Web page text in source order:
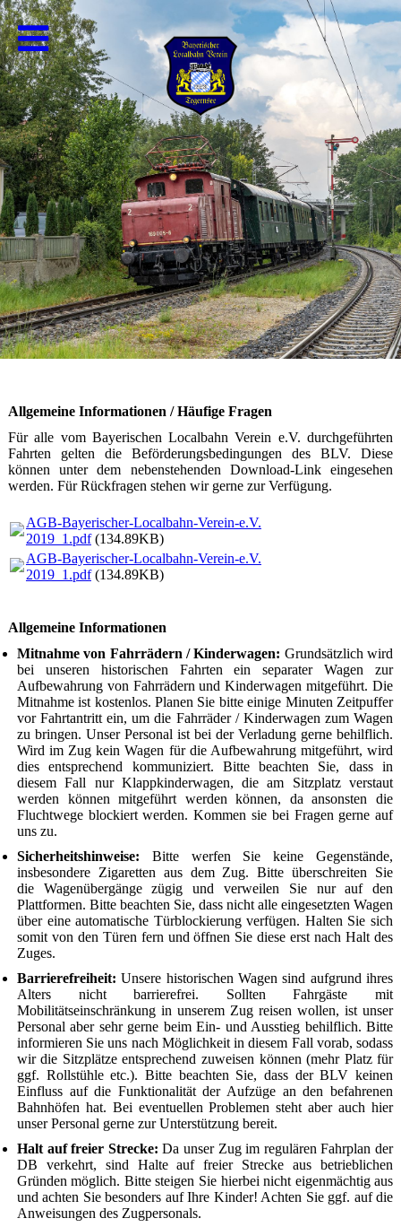
Allgemeine Informationen / Häufige Fragen
Für alle vom Bayerischen Localbahn Verein e.V. durchgeführten
Fahrten gelten die Beförderungsbedingungen des BLV. Diese
können unter dem nebenstehenden Download-Link eingesehen
werden. Für Rückfragen stehen wir gerne zur Verfügung.
AGB-Bayerischer-Localbahn-Verein-e.V.
2019_1.pdf(134.89KB)
AGB-Bayerischer-Localbahn-Verein-e.V.
2019_1.pdf(134.89KB)
Allgemeine Informationen
Mitnahme von Fahrrädern / Kinderwagen: Grundsätzlich wird
bei unseren historischen Fahrten ein separater Wagen zur
Aufbewahrung von Fahrrädern und Kinderwagen mitgeführt. Die
Mitnahme ist kostenlos. Planen Sie bitte einige Minuten Zeitpuffer
vor Fahrtantritt ein, um die Fahrräder / Kinderwagen zum Wagen
zu bringen. Unser Personal ist bei der Verladung gerne behilflich.
Wird im Zug kein Wagen für die Aufbewahrung mitgeführt, wird
dies entsprechend kommuniziert. Bitte beachten Sie, dass in
diesem Fall nur Klappkinderwagen, die am Sitzplatz verstaut
werden können mitgeführt werden können, da ansonsten die
Fluchtwege blockiert werden. Kommen sie bei Fragen gerne auf
uns zu.
Sicherheitshinweise: Bitte werfen Sie keine Gegenstände,
insbesondere Zigaretten aus dem Zug. Bitte überschreiten Sie
die Wagenübergänge zügig und verweilen Sie nur auf den
Plattformen. Bitte beachten Sie, dass nicht alle eingesetzten Wagen
über eine automatische Türblockierung verfügen. Halten Sie sich
somit von den Türen fern und öffnen Sie diese erst nach Halt des
Zuges.
Barrierefreiheit: Unsere historischen Wagen sind aufgrund ihres
Alters nicht barrierefrei. Sollten Fahrgäste mit
Mobilitätseinschränkung in unserem Zug reisen wollen, ist unser
Personal aber sehr gerne beim Ein- und Ausstieg behilflich. Bitte
informieren Sie uns nach Möglichkeit in diesem Fall vorab, sodass
wir die Sitzplätze entsprechend zuweisen können (mehr Platz für
ggf. Rollstühle etc.). Bitte beachten Sie, dass der BLV keinen
Einfluss auf die Funktionalität der Aufzüge an den befahrenen
Bahnhöfen hat. Bei eventuellen Problemen steht aber auch hier
unser Personal gerne zur Unterstützung bereit.
Halt auf freier Strecke: Da unser Zug im regulären Fahrplan der
DB verkehrt, sind Halte auf freier Strecke aus betrieblichen
Gründen möglich. Bitte steigen Sie hierbei nicht eigenmächtig aus
und achten Sie besonders auf Ihre Kinder! Achten Sie ggf. auf die
Anweisungen des Zugpersonals.